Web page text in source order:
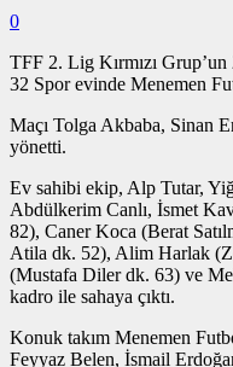
0
TFF 2. Lig Kırmızı
32 Spor evinde Menemen
Maçı Tolga Akbaba, Sinan
yönetti.
Ev sahibi ekip, Alp Tutar,
Abdülkerim Canlı, İsmet
82), Caner Koca (Berat
Atila dk. 52), Alim Harlak
(Mustafa Diler dk. 63) ve
kadro ile sahaya çıktı.
Konuk takım Menemen
Feyyaz Belen, İsmail